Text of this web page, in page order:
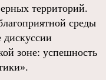
территорий.
среды
дискуссии
зоне: успешность